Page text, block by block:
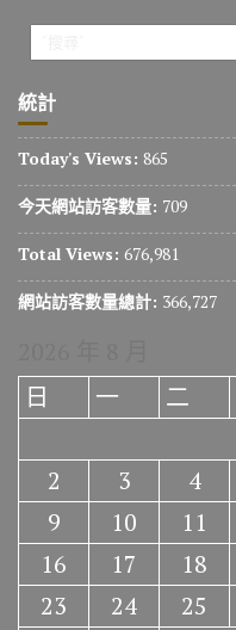
統計
Today's Views: 865
今天網站訪客數量: 709
Total Views: 676,981
網站訪客數量總計: 366,727
日
一 二
2
3 4
9
10 11
16
17 18
23
24 25